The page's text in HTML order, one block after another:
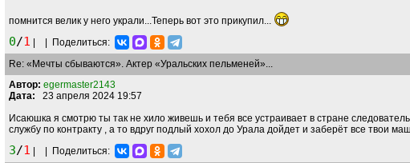
помнится велик у него украли...Теперь вот это прикупил...
0/1
Поделиться:
Re: «Мечты сбываются». Актер «Уральских пельменей»...
Автор: egermaster2143
Дата: 23 апреля 2024 19:57
Исаюшка я смотрю ты так не хило живешь и тебя все устраивает в стране
службу по контракту , а то вдруг подлый хохол до Урала дойдет и заберёт все твои
3/1
Поделиться: